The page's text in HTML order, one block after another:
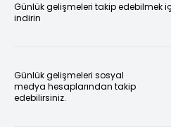
Günlük gelişmeleri takip edebilmek
indirin
Günlük gelişmeleri sosyal
medya hesaplarından takip
edebilirsiniz.